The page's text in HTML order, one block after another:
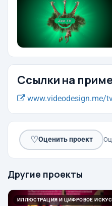
Ссылки на
www.videodesign.me/
♡Оценить проект
Другие проекты
ИЛЛЮСТРАЦИЯ И ЦИФРОВОЕ